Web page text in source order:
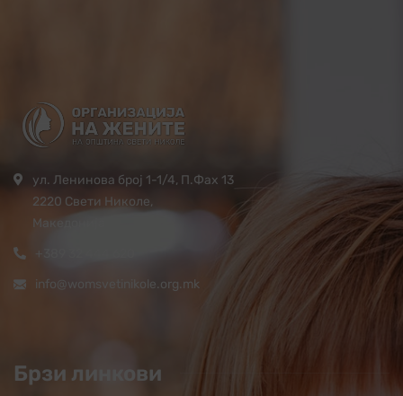
ул. Ленинова број 1-1/4, П.Фах 13
2220 Свети Николе,
Македонија
info@womsvetinikole.org.mk
Брзи линкови